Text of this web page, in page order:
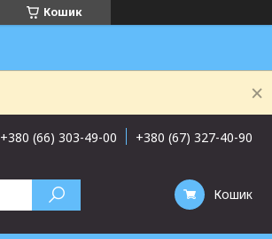
Кошик
+380 (66) 303-49-00 +380 (67) 327-40-90
Кошик